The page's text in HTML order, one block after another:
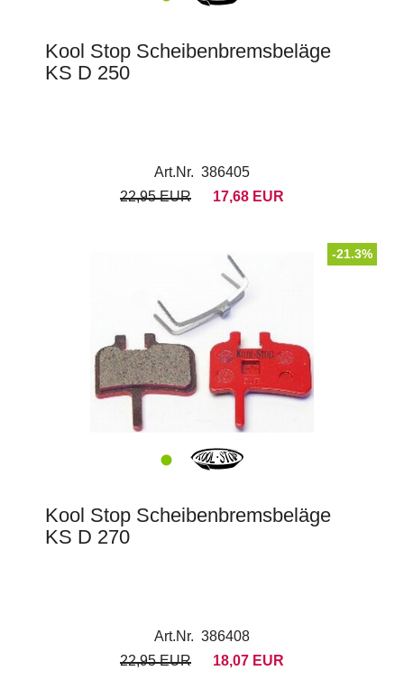
Kool Stop Scheibenbremsbeläge
KS D 250
Art.Nr. 386405
22,95 EUR
17,68 EUR
-21.3%
Kool Stop Scheibenbremsbeläge
KS D 270
Art.Nr. 386408
22,95 EUR
18,07 EUR